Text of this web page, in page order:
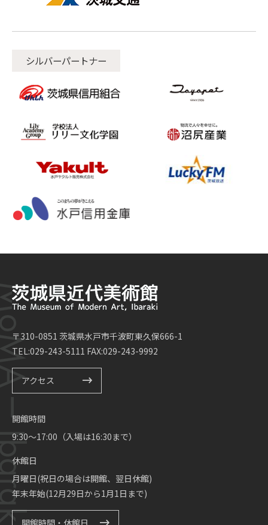
シルバーパートナー
〒310-0851 茨城県水戸市千波町東久保666-1
TEL:029-243-5111 FAX:029-243-9992
アクセス
開館時間
9:30～17:00（入場は16:30まで）
休館日
月曜日(祝日の場合は開館、翌日休館)
年末年始(12月29日から1月1日まで)
開館時間・休館日